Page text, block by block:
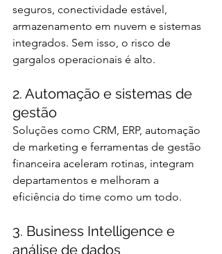
seguros, conectividade estável,
armazenamento em nuvem e sistemas
integrados. Sem isso, o risco de
gargalos operacionais é alto.
2. Automação e sistemas de
gestão
Soluções como CRM, ERP, automação
de marketing e ferramentas de gestão
financeira aceleram rotinas, integram
departamentos e melhoram a
eficiência do time como um todo.
3. Business Intelligence e
análise de dados